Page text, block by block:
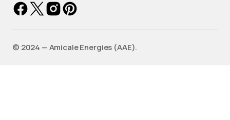
©️ 2024 — Amicale Energies (AAE).